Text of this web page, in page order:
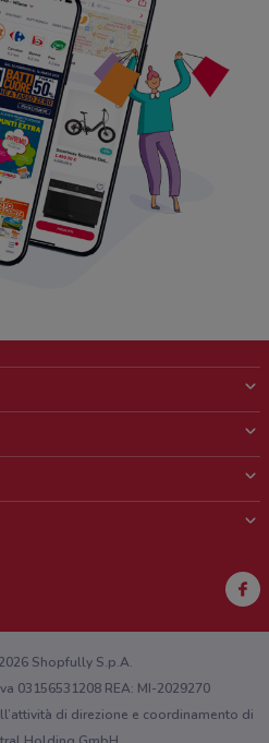
o sull'app?
Shopfully S.p.A.
03156531208 REA: MI-2029270
di direzione e coordinamento di